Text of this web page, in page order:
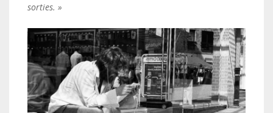
sorties. »